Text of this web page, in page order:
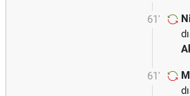
61'
61'